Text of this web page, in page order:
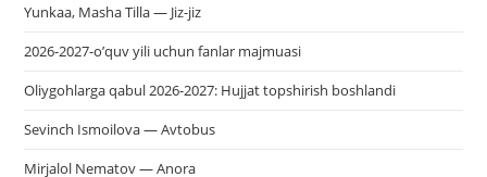
Yunkaa, Masha Tilla — Jiz-jiz
2026-2027-o’quv yili uchun fanlar majmuasi
Oliygohlarga qabul 2026-2027: Hujjat topshirish boshlandi
Sevinch Ismoilova — Avtobus
Mirjalol Nematov — Anora